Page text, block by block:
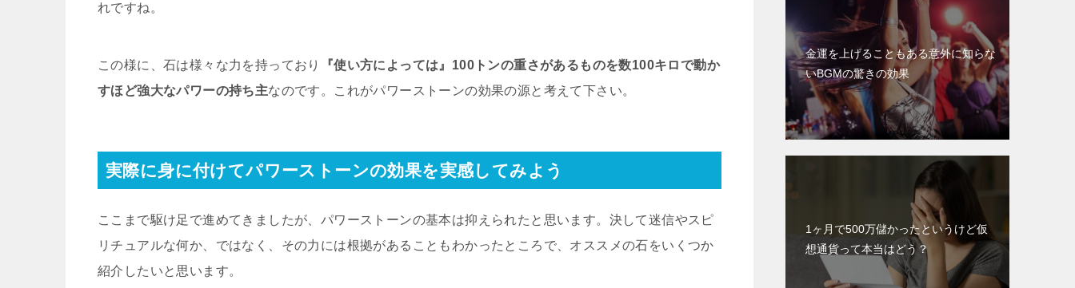
れですね。
この様に、石は様々な力を持っており
『使い方によっては』100トンの重さがあるものを数100キロで動か
すほど強大なパワーの持ち主なのです。これがパワーストーンの効果の源と考えて下さい。
実際に身に付けてパワーストーンの効果を実感してみよう
ここまで駆け足で進めてきましたが、パワーストーンの基本は抑えられたと思います。決して迷信やスピ
リチュアルな何か、ではなく、その力には根拠があることもわかったところで、オススメの石をいくつか
紹介したいと思います。
金運を上げることもある意外に知らな
いBGMの驚きの効果
1ヶ月で500万儲かったというけど仮
想通貨って本当はどう？